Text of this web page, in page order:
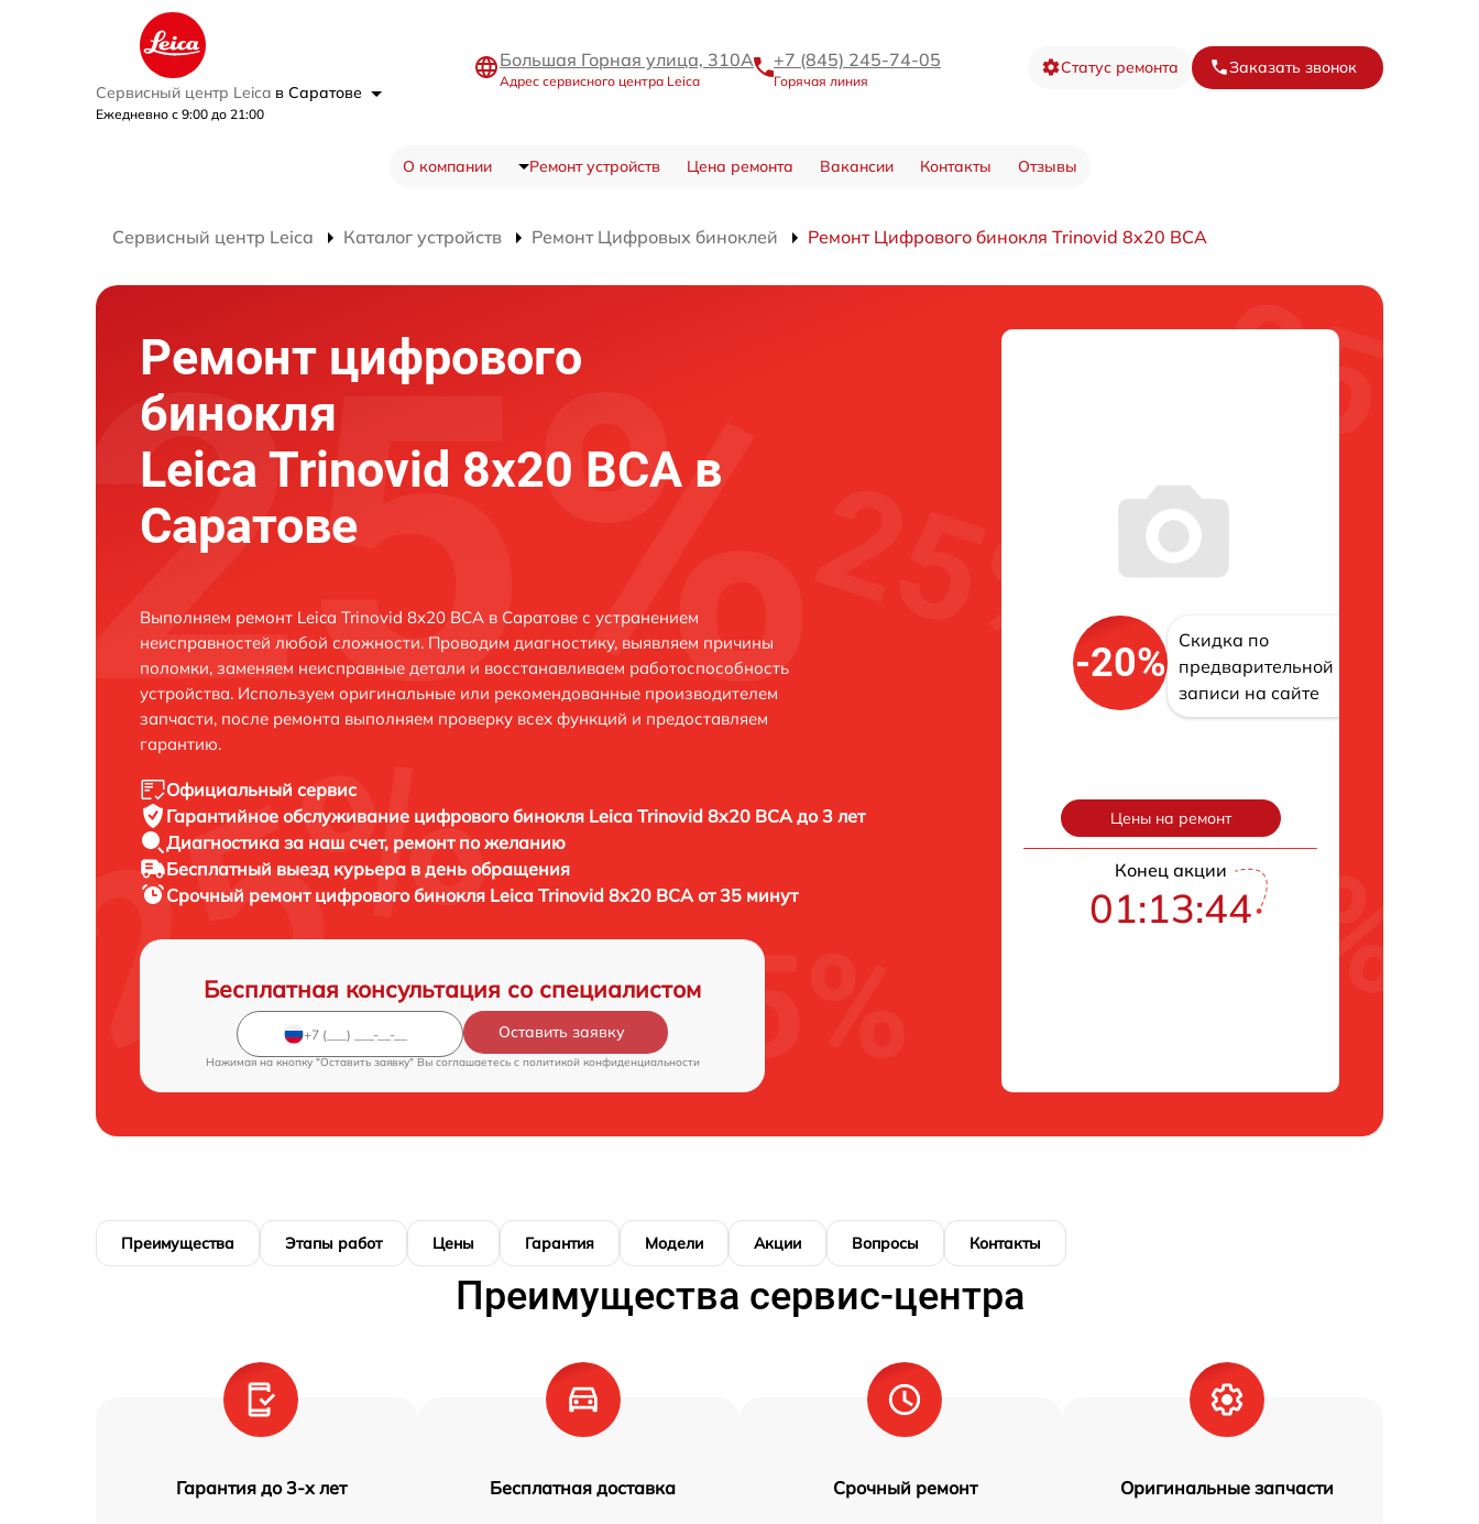
Сервисный центр Leica в Саратове
Ежедневно с 9:00 до 21:00
Большая Горная улица, 310А
Адрес сервисного центра Leica
+7 (845) 245-74-05
Горячая линия
Статус ремонта Заказать звонок
О компании Ремонт устройств Цена ремонта Вакансии Контакты Отзывы
Сервисный центр Leica Каталог устройств Ремонт Цифровых биноклей Ремонт Цифрового бинокля Trinovid 8x20 BCA
Ремонт цифрового
бинокля
Leica Trinovid 8x20 BCA в
Саратове
Выполняем ремонт Leica Trinovid 8x20 BCA в Саратове с устранением
неисправностей любой сложности. Проводим диагностику, выявляем причины
поломки, заменяем неисправные детали и восстанавливаем работоспособность
устройства. Используем оригинальные или рекомендованные производителем
запчасти, после ремонта выполняем проверку всех функций и предоставляем
гарантию.
Официальный сервис
Гарантийное обслуживание цифрового бинокля Leica Trinovid 8x20 BCA до 3 лет
Диагностика за наш счет, ремонт по желанию
Бесплатный выезд курьера в день обращения
Срочный ремонт цифрового бинокля Leica Trinovid 8x20 BCA от 35 минут
Бесплатная консультация со специалистом
Оставить заявку
Нажимая на кнопку "Оставить заявку" Вы соглашаетесь c политикой конфиденциальности
-20%
Скидка по
предварительной
записи на сайте
Цены на ремонт
Конец акции
01:13:42
Преимущества Этапы работ Цены Гарантия Модели Акции Вопросы Контакты
Преимущества сервис-центра
Гарантия до 3-х лет Бесплатная доставка Срочный ремонт Оригинальные запчасти